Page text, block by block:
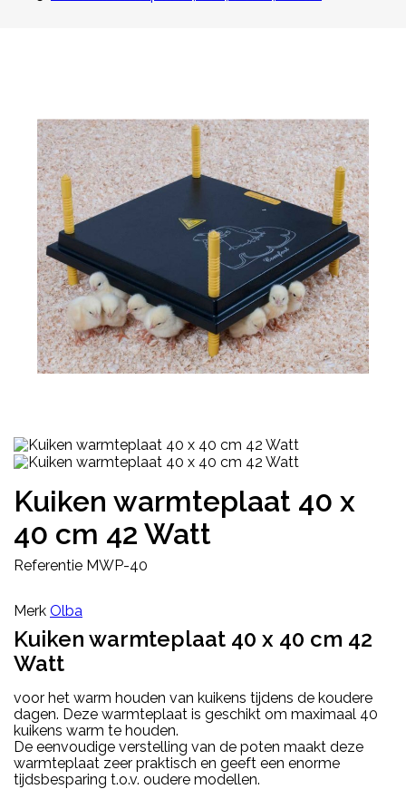
Kuiken warmteplaat 40 x
40 cm 42 Watt
Referentie MWP-40
Merk Olba
Kuiken warmteplaat 40 x 40 cm 42
Watt
voor het warm houden van kuikens tijdens de koudere
dagen. Deze warmteplaat is geschikt om maximaal 40
kuikens warm te houden.
De eenvoudige verstelling van de poten maakt deze
warmteplaat zeer praktisch en geeft een enorme
tijdsbesparing t.o.v. oudere modellen.